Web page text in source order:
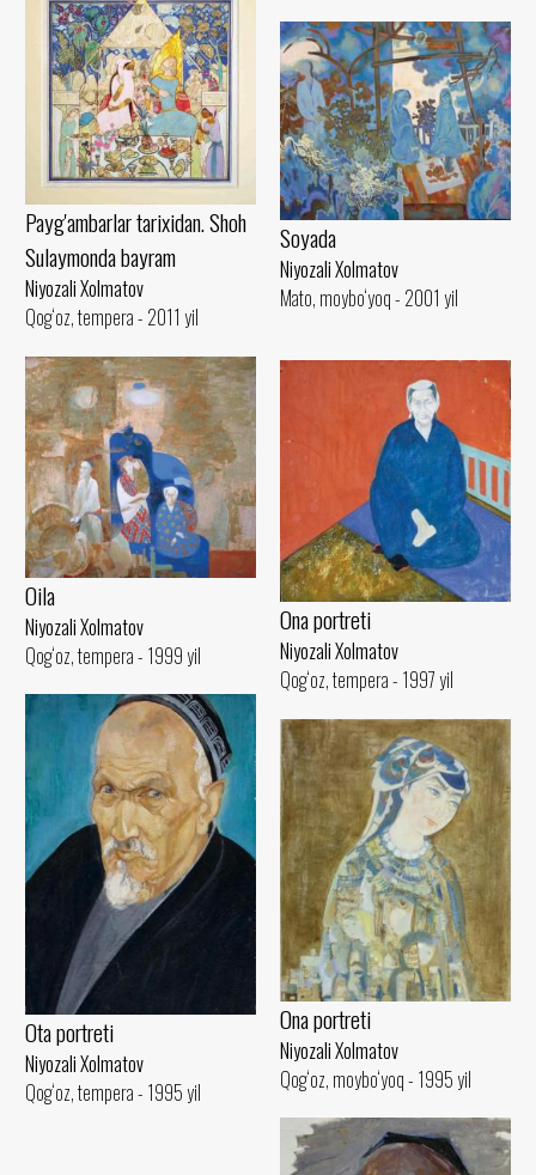
Payg'ambarlar tarixidan. Shoh
Sulaymonda bayram
Niyozali Xolmatov
Qog‘oz, tempera - 2011 yil
Soyada
Niyozali Xolmatov
Mato, moybo‘yoq - 2001 yil
Oila
Niyozali Xolmatov
Qog‘oz, tempera - 1999 yil
Ona portreti
Niyozali Xolmatov
Qog‘oz, tempera - 1997 yil
Ota portreti
Niyozali Xolmatov
Qog‘oz, tempera - 1995 yil
Ona portreti
Niyozali Xolmatov
Qog‘oz, moybo‘yoq - 1995 yil